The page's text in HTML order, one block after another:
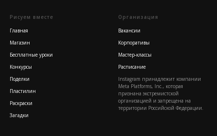
Рисуем вместе
Главная
Магазин
Бесплатные уроки
Конкурсы
Поделки
Пластилин
Раскраски
Загадки
Организация
Вакансии
Корпоративы
Мастер-классы
Расписание
Instagram принадлежит компании
Meta Platforms, Inc., которая
признана экстремистской
организацией и запрещена на
территории Российской Федерации.